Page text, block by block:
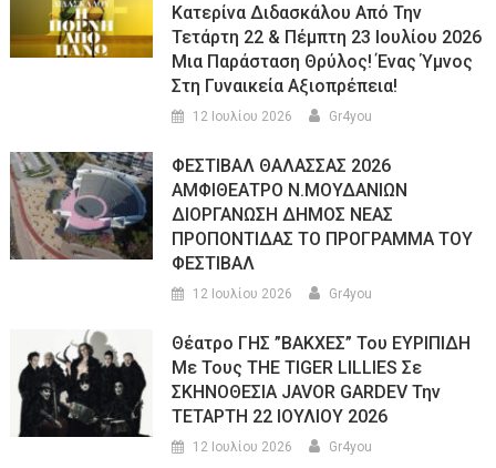
Κατερίνα Διδασκάλου Από Την
Τετάρτη 22 & Πέμπτη 23 Ιουλίου 2026
Μια Παράσταση Θρύλος! Ένας Ύμνος
Στη Γυναικεία Αξιοπρέπεια!
12 Ιουλίου 2026 Gr4you
ΦΕΣΤΙΒΑΛ ΘΑΛΑΣΣΑΣ 2026
ΑΜΦΙΘΕΑΤΡΟ Ν.ΜΟΥΔΑΝΙΩΝ
ΔΙΟΡΓΑΝΩΣΗ ΔΗΜΟΣ ΝΕΑΣ
ΠΡΟΠΟΝΤΙΔΑΣ ΤΟ ΠΡΟΓΡΑΜΜΑ ΤΟΥ
ΦΕΣΤΙΒΑΛ
12 Ιουλίου 2026 Gr4you
Θέατρο ΓΗΣ ”ΒΑΚΧΕΣ” Του ΕΥΡΙΠΙΔΗ
Με Τους THE TIGER LILLIES Σε
ΣΚΗΝΟΘΕΣΙΑ JAVOR GARDEV Την
ΤΕΤΑΡΤΗ 22 ΙΟΥΛΙΟΥ 2026
12 Ιουλίου 2026 Gr4you